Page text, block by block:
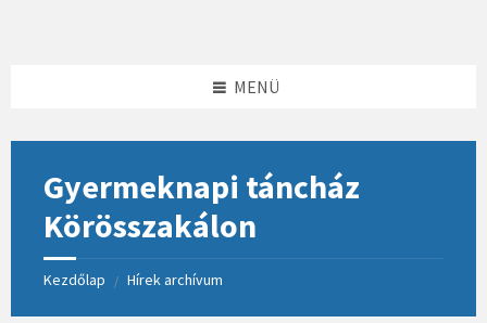
MENÜ
Gyermeknapi táncház
Körösszakálon
Kezdőlap / Hírek archívum